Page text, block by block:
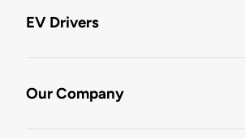
EV Drivers
Our Company